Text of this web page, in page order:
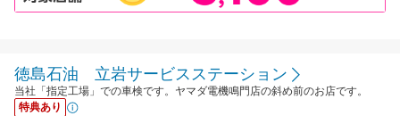
徳島石油 立岩サービスステーション
当社「指定工場」での車検です。ヤマダ電機鳴門店の斜め前のお店です。
特典あり